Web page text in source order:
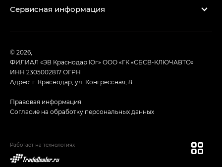
Сервисная информация
© 2026,
ФИЛИАЛ «ЭВ Краснодар Юг» ООО «ГК «СБСВ-КЛЮЧАВТО»
ИНН 2305002817ОГРН
Адрес: г. Краснодар, ул. Конгрессная, 8
Правовая информация
Согласие на обработку персональных данных
Работает на технологиях